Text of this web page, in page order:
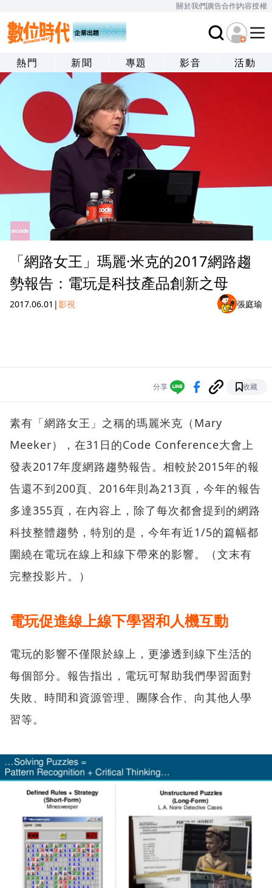
關於我們廣告合作內容授權
熱門 新聞 專題 影音 活動
「網路女王」瑪麗·米克的2017網路趨
勢報告：電玩是科技產品創新之母
2017.06.01 |影視 張庭瑜
分享 收藏
素有「網路女王」之稱的瑪麗米克（Mary
Meeker），在31日的Code Conference大會上
發表2017年度網路趨勢報告。相較於2015年的報
告還不到200頁、2016年則為213頁，今年的報告
多達355頁，在內容上，除了每次都會提到的網路
科技整體趨勢，特別的是，今年有近1/5的篇幅都
圍繞在電玩在線上和線下帶來的影響。（文末有
完整投影片。）
電玩促進線上線下學習和人機互動
電玩的影響不僅限於線上，更滲透到線下生活的
每個部分。報告指出，電玩可幫助我們學習面對
失敗、時間和資源管理、團隊合作、向其他人學
習等。